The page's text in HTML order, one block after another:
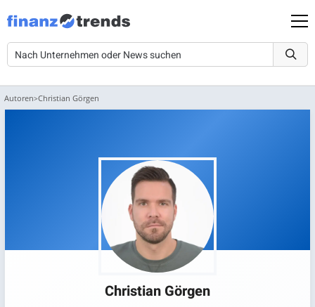
Autoren Christian Görgen
Christian Görgen